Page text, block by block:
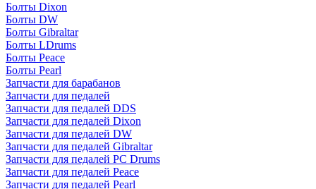
Болты Dixon
Болты DW
Болты Gibraltar
Болты LDrums
Болты Peace
Болты Pearl
Запчасти для барабанов
Запчасти для педалей
Запчасти для педалей DDS
Запчасти для педалей Dixon
Запчасти для педалей DW
Запчасти для педалей Gibraltar
Запчасти для педалей PC Drums
Запчасти для педалей Peace
Запчасти для педалей Pearl